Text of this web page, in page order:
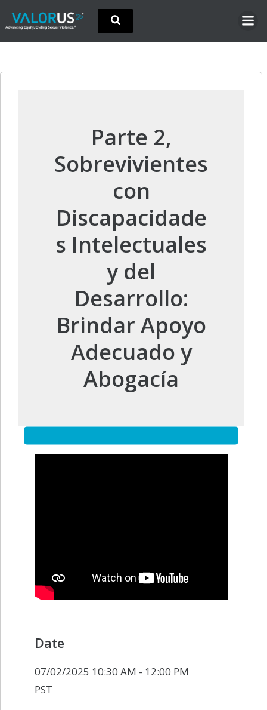
Skip
content
Parte 2,
Sobrevivientes
con
Discapacidade
s Intelectuales
y del
Desarrollo:
Brindar Apoyo
Adecuado y
Abogacía
Date
07/02/2025 10:30 AM - 12:00 PM
PST